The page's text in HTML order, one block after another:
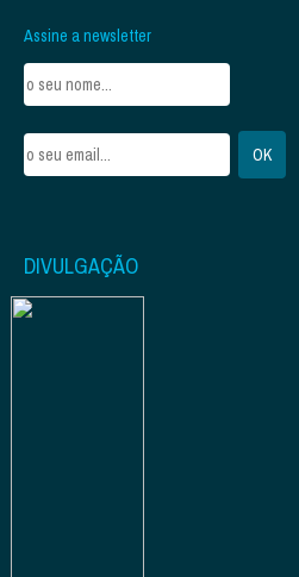
Assine a newsletter
DIVULGAÇÃO